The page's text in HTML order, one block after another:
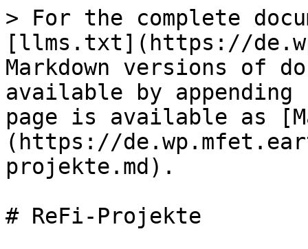
> For the complete
[llms.txt](https://
Markdown versions of
available by
page is available as
(https://
projekte.md).
# ReFi-Projekte